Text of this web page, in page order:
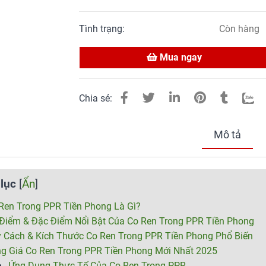
Tình trạng: Còn hàng
Mua ngay
Chia sẻ:
Mô tả
[Ẩn]
Trong PPR Tiền Phong Là Gì?
& Đặc Điểm Nổi Bật Của Co Ren Trong PPR Tiền Phong
Cách & Kích Thước Co Ren Trong PPR Tiền Phong Phổ Biến
Giá Co Ren Trong PPR Tiền Phong Mới Nhất 2025